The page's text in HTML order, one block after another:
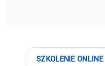
SZKOLENIE ONLINE